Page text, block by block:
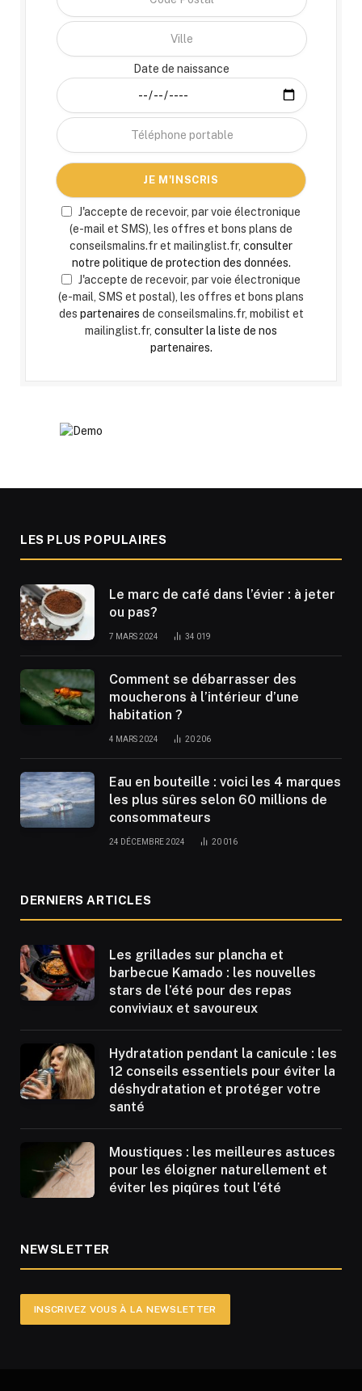
Date de naissance
J'accepte de recevoir, par voie électronique
(e-mail et SMS), les offres et bons plans de
conseilsmalins.fr et mailinglist.fr, consulter
notre politique de protection des données.
J'accepte de recevoir, par voie électronique
(e-mail, SMS et postal), les offres et bons plans
des partenaires de conseilsmalins.fr, mobilist et
mailinglist.fr, consulter la liste de nos
partenaires.
LES PLUS POPULAIRES
Le marc de café dans l’évier : à jeter
ou pas?
7 MARS 2024 34 019
Comment se débarrasser des
moucherons à l’intérieur d’une
habitation ?
4 MARS 2024 20 206
Eau en bouteille : voici les 4 marques
les plus sûres selon 60 millions de
consommateurs
24 DÉCEMBRE 2024 20 016
DERNIERS ARTICLES
Les grillades sur plancha et
barbecue Kamado : les nouvelles
stars de l’été pour des repas
conviviaux et savoureux
Hydratation pendant la canicule : les
12 conseils essentiels pour éviter la
déshydratation et protéger votre
santé
Moustiques : les meilleures astuces
pour les éloigner naturellement et
éviter les piqûres tout l’été
NEWSLETTER
INSCRIVEZ VOUS À LA NEWSLETTER